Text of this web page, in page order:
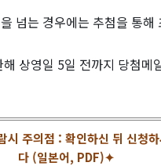
넘는 경우에는 추첨을 통해
해 상영일 5일 전까지 당첨메
시 주의점 : 확인하신 뒤 신청
다 (일본어, PDF)✦